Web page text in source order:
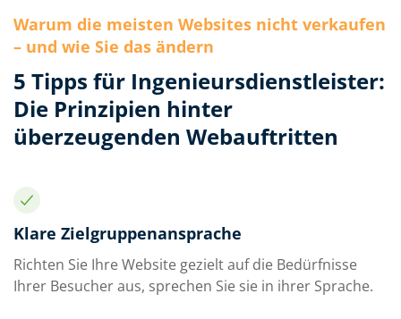
Warum die meisten Websites nicht verkaufen
– und wie Sie das ändern
5 Tipps für Ingenieursdienstleister:
Die Prinzipien hinter
überzeugenden Webauftritten
Klare Zielgruppenansprache
Richten Sie Ihre Website gezielt auf die Bedürfnisse
Ihrer Besucher aus, sprechen Sie sie in ihrer Sprache.